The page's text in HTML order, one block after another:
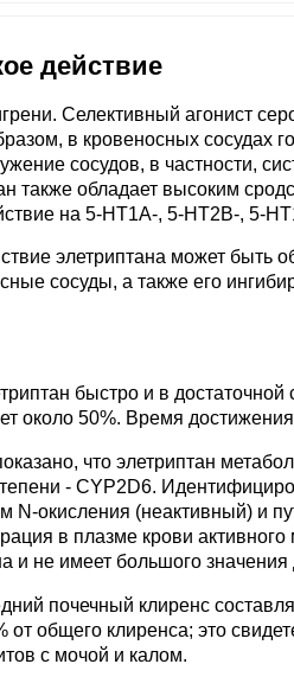
действие
Селективный агонист
в кровеносных сосудах
сосудов, в частности,
также обладает высоким
на 5-HT1A-, 5-HT2B-, 5-
элетриптана может быть
сосуды, а также его
быстро и в
около 50%. Время
что элетриптан
- CYP2D6.
N-окисления (неактивный) и
в плазме крови
и не имеет большого
почечный клиренс
от общего клиренса; это
с мочой и калом.